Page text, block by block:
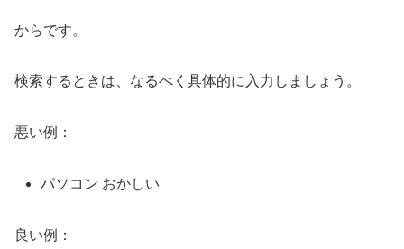
からです。
検索するときは、なるべく具体的に入力しましょう。
悪い例：
パソコン おかしい
良い例：